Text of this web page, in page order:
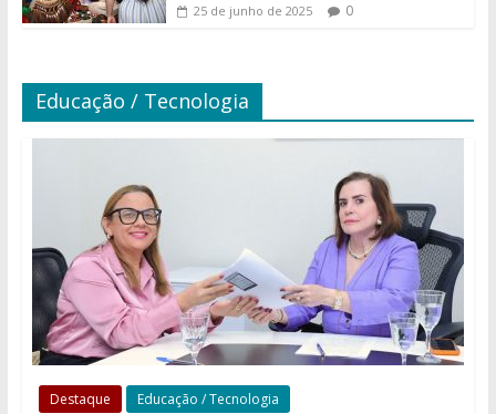
25 de junho de 2025 0
Educação / Tecnologia
Destaque Educação / Tecnologia